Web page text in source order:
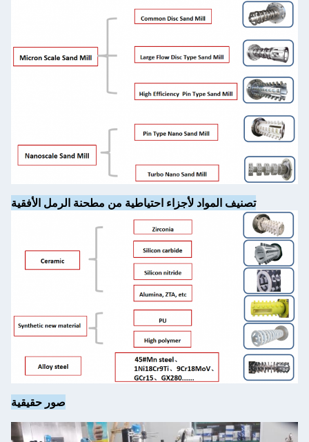
تصنيف المواد لأجزاء احتياطية من مطحنة الرمل الأفقية
صور حقيقية